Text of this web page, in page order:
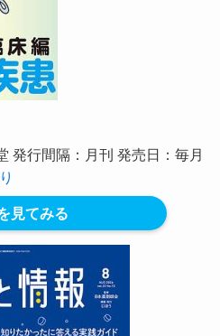
発行間隔：月刊 発売日：毎月
見てみる